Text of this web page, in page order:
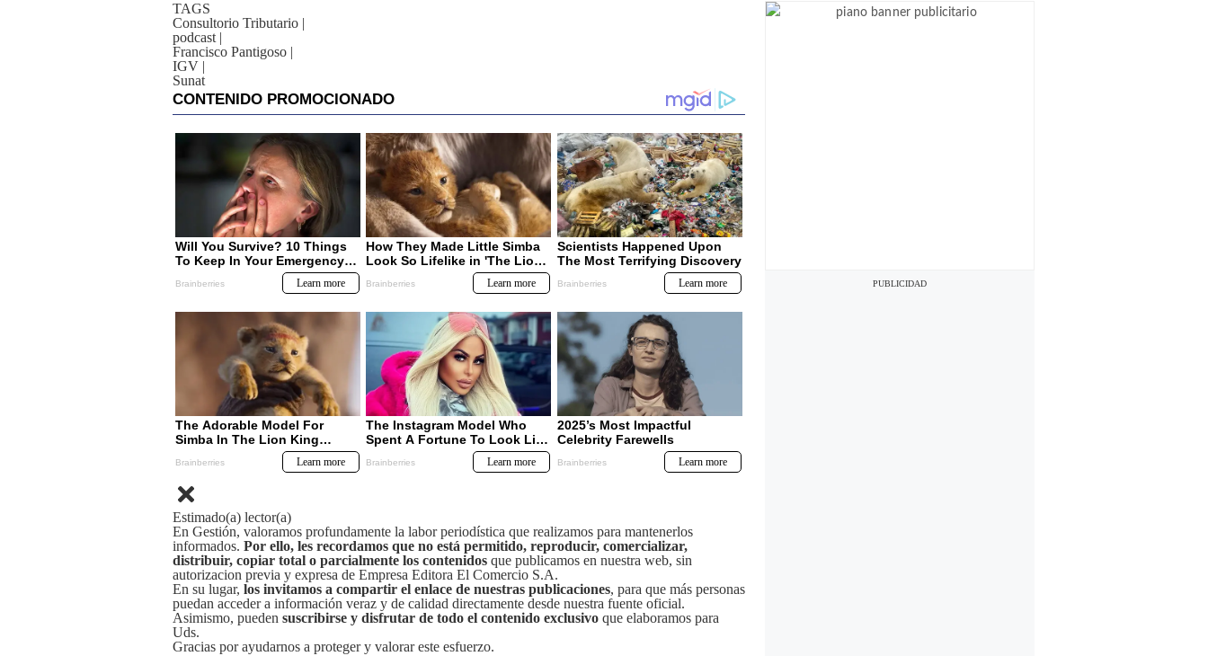
TAGS
Consultorio Tributario |
podcast |
Francisco Pantigoso |
IGV |
Sunat
Estimado(a) lector(a)
En Gestión, valoramos profundamente la labor periodística que realizamos para mantenerlos
informados. Por ello, les recordamos que no está permitido, reproducir, comercializar,
distribuir, copiar total o parcialmente los contenidos que publicamos en nuestra web, sin
autorizacion previa y expresa de Empresa Editora El Comercio S.A.
En su lugar, los invitamos a compartir el enlace de nuestras publicaciones, para que más personas
puedan acceder a información veraz y de calidad directamente desde nuestra fuente oficial.
Asimismo, pueden suscribirse y disfrutar de todo el contenido exclusivo que elaboramos para
Uds.
Gracias por ayudarnos a proteger y valorar este esfuerzo.